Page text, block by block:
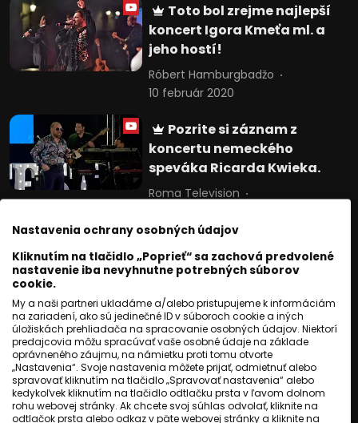
Toto bol zrejme najlepší
koncert Igora Kmeťa ml. a
jeho hostí!
Róbert Hamburgbadžo
10 február 2020
Pozrite si záznam z
koncertu nemeckého
speváka Ricarda Kwieka.
Roma Television
Mária Pavlijová: Prvá
rómska baletka, ktorá si
Ivana Cibuľová 20 október 2024
Komentáre
Komentár: Ivan Hriczko – Kto
naozaj bojuje za Rómov?
Nastavenia ochrany osobných údajov
Kliknutím na tlačidlo „Poprieť“ sa zachová predvolené
nastavenie iba nevyhnutne potrebných súborov
cookie.
My a naši partneri ukladáme a/alebo pristupujeme k informáciám
na zariadení, ako sú jedinečné ID v súboroch cookie a iných
úložiskách prehliadača na spracovanie osobných údajov. Niektorí
predajcovia môžu spracúvať vaše osobné údaje na základe
oprávneného záujmu, na námietku proti tomu otvorte
„Nastavenia“. Svoje nastavenia môžete prijať, odmietnuť alebo
spravovať kliknutím na tlačidlo „Spravovať nastavenia“ alebo
kedykoľvek kliknutím na tlačidlo odtlačku prsta v ľavom dolnom
rohu webovej stránky. Ak chcete svoj súhlas odvolať, kliknite na
odtlačok prsta alebo odkaz v päte webovej stránky a kliknite na